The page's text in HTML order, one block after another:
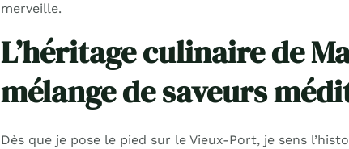
merveille.
L’héritage culinaire de
mélange de saveurs
Dès que je pose le pied sur le Vieux-Port, je sens